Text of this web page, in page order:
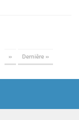
» Dernière »